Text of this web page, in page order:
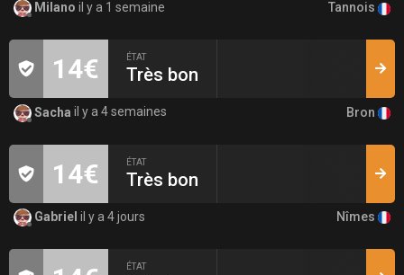
Milano il y a 1 semaine Tannois
14€ ÉTAT
Très bon
Sacha il y a 4 semaines Bron
14€ ÉTAT
Très bon
Gabriel il y a 4 jours Nîmes
ÉTAT